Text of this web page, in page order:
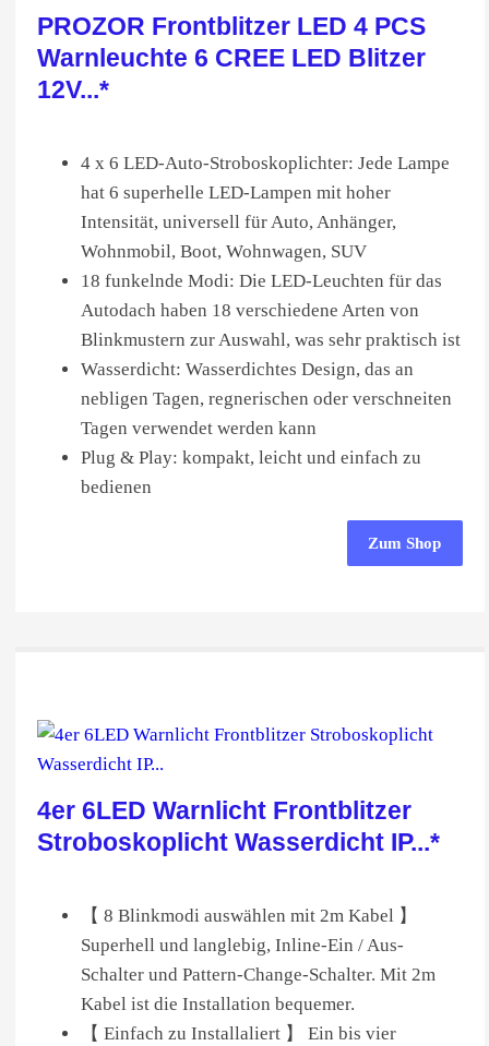
PROZOR Frontblitzer LED 4 PCS
Warnleuchte 6 CREE LED Blitzer
12V...*
4 x 6 LED-Auto-Stroboskoplichter: Jede Lampe
hat 6 superhelle LED-Lampen mit hoher
Intensität, universell für Auto, Anhänger,
Wohnmobil, Boot, Wohnwagen, SUV
18 funkelnde Modi: Die LED-Leuchten für das
Autodach haben 18 verschiedene Arten von
Blinkmustern zur Auswahl, was sehr praktisch ist
Wasserdicht: Wasserdichtes Design, das an
nebligen Tagen, regnerischen oder verschneiten
Tagen verwendet werden kann
Plug & Play: kompakt, leicht und einfach zu
bedienen
Zum Shop
4er 6LED Warnlicht Frontblitzer
Stroboskoplicht Wasserdicht IP...*
【 8 Blinkmodi auswählen mit 2m Kabel 】
Superhell und langlebig, Inline-Ein / Aus-
Schalter und Pattern-Change-Schalter. Mit 2m
Kabel ist die Installation bequemer.
【 Einfach zu Installaliert 】 Ein bis vier